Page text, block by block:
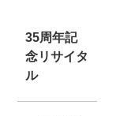
35周年記
念リサイタ
ル